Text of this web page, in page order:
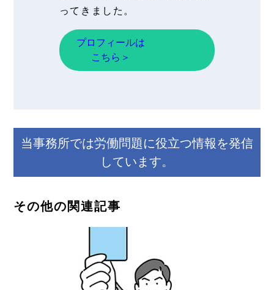
ってきました。
プロフィールは
こちら＞
当事務所では労働問題に役立つ情報を発信
しています。
その他の関連記事